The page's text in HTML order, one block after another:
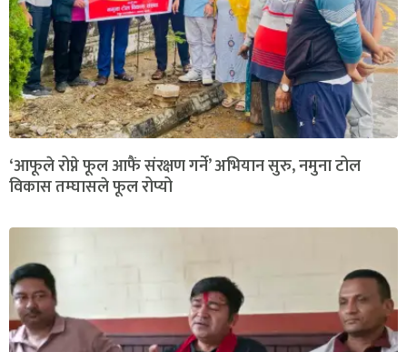
‘आफूले रोप्ने फूल आफैं संरक्षण गर्ने’ अभियान सुरु, नमुना टोल
विकास तम्घासले फूल रोप्यो